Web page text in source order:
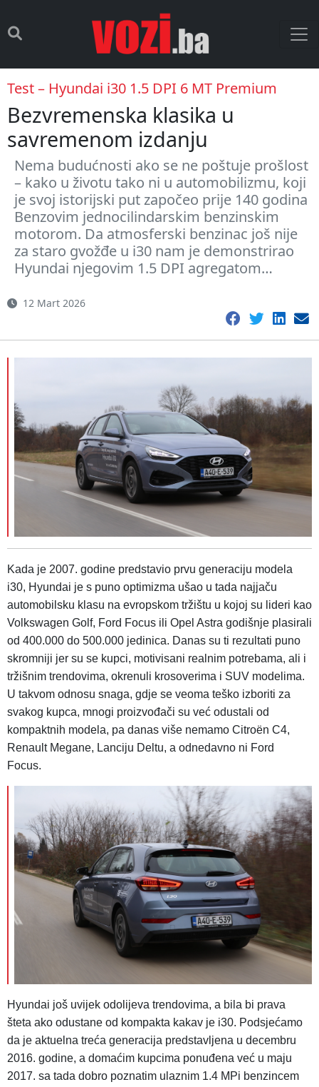
Test – Hyundai i30 1.5 DPI 6 MT Premium
Bezvremenska klasika u
savremenom izdanju
Nema budućnosti ako se ne poštuje prošlost
– kako u životu tako ni u automobilizmu, koji
je svoj istorijski put započeo prije 140 godina
Benzovim jednocilindarskim benzinskim
motorom. Da atmosferski benzinac još nije
za staro gvožđe u i30 nam je demonstrirao
Hyundai njegovim 1.5 DPI agregatom…
12 Mart 2026
Kada je 2007. godine predstavio prvu generaciju modela
i30, Hyundai je s puno optimizma ušao u tada najjaču
automobilsku klasu na evropskom tržištu u kojoj su lideri kao
Volkswagen Golf, Ford Focus ili Opel Astra godišnje plasirali
od 400.000 do 500.000 jedinica. Danas su ti rezultati puno
skromniji jer su se kupci, motivisani realnim potrebama, ali i
tržišnim trendovima, okrenuli krosoverima i SUV modelima.
U takvom odnosu snaga, gdje se veoma teško izboriti za
svakog kupca, mnogi proizvođači su već odustali od
kompaktnih modela, pa danas više nemamo Citroën C4,
Renault Megane, Lanciju Deltu, a odnedavno ni Ford
Focus.
Hyundai još uvijek odolijeva trendovima, a bila bi prava
šteta ako odustane od kompakta kakav je i30. Podsjećamo
da je aktuelna treća generacija predstavljena u decembru
2016. godine, a domaćim kupcima ponuđena već u maju
2017. sa tada dobro poznatim ulaznim 1.4 MPi benzincem